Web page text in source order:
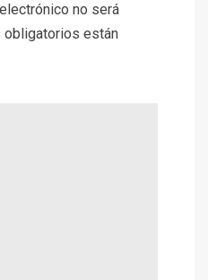
no será
obligatorios están